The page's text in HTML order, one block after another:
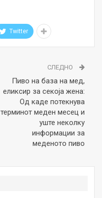
Twitter
СЛЕДНО
Пиво на база на мед,
еликсир за секоја жена:
Од каде потекнува
терминот меден месец и
уште неколку
информации за
меденото пиво